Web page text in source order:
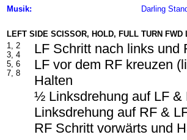
Musik: Darling
LEFT SIDE SCISSOR, HOLD, FULL TURN FWD
1, 2
3, 4
5, 6
7, 8
LF Schritt nach links und
LF vor dem RF kreuzen
Halten
½ Linksdrehung auf LF
Linksdrehung auf RF &
RF Schritt vorwärts und